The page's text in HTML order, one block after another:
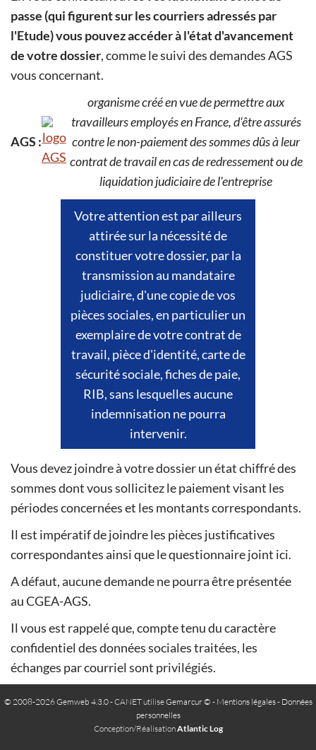
passe (qui figurent sur les courriers adressés par
l'Etude) vous pouvez accéder à l'état d'avancement
de votre dossier, comme le suivi des demandes AGS
vous concernant.
AGS :
organisme créé en vue de permettre aux
travailleurs employés en France, d'être assurés
contre le non-paiement des sommes dûs à leur
contrat de travail en cas de redressement ou de
liquidation judiciaire de l'entreprise
Votre attention est par ailleurs
attirée sur la nécessité de
constituer votre dossier, par la
transmission au mandataire
judiciaire, d'une copie de vos
pièces sociales, en particulier un
exemplaire de votre contrat de
travail, pièce d'identité, carte de
sécurité sociale, fiches de paie,
RIB, sans lesquelles aucune
indemnisation ne pourra
intervenir.
Vous devez joindre à votre dossier un état chiffré des
sommes dont vous sollicitez le paiement visant les
périodes concernées et les montants correspondants.
Il est impératif de joindre les pièces justificatives
correspondantes ainsi que le questionnaire joint ici.
A défaut, aucune demande ne pourra être présentée
au CGEA-AGS.
Il vous est rappelé que, compte tenu du caractère
confidentiel des données sociales traitées, les
échanges par courriel sont privilégiés.
© 2008-2026 Gemweb 4.3.0- CANET utiliseGemarcur © - Mentions légales- Données
personnelles
Conception/RéalisationAtlantic Log